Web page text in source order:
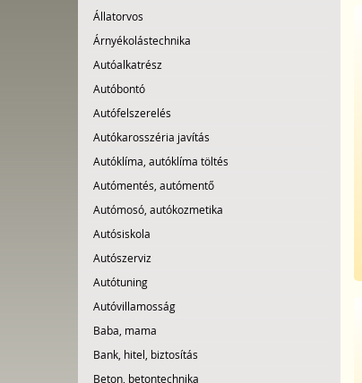
Állatorvos
Árnyékolástechnika
Autóalkatrész
Autóbontó
Autófelszerelés
Autókarosszéria javítás
Autóklíma, autóklíma töltés
Autómentés, autómentő
Autómosó, autókozmetika
Autósiskola
Autószerviz
Autótuning
Autóvillamosság
Baba, mama
Bank, hitel, biztosítás
Beton, betontechnika